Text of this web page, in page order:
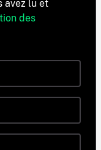
avez lu et
des